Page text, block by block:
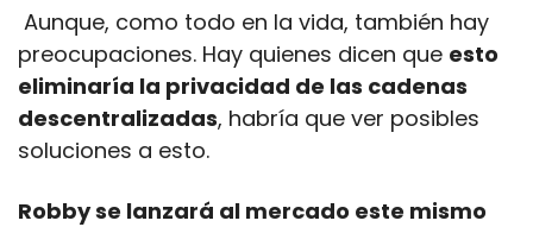
preocupaciones. Hay quienes dicen que esto
eliminaría la privacidad de las cadenas
descentralizadas, habría que ver posibles
soluciones a esto.
Robby se lanzará al mercado este mismo